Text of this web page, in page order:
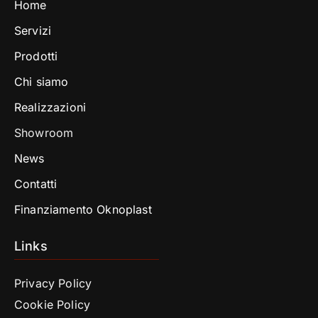
Home
Servizi
Prodotti
Chi siamo
Realizzazioni
Showroom
News
Contatti
Finanziamento Oknoplast
Links
Privacy Policy
Cookie Policy